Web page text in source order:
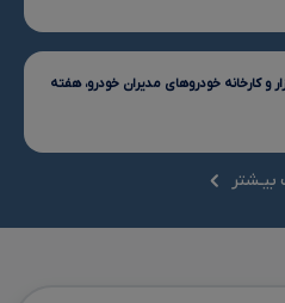
و کارخانه خودروهای مدیران خودرو، هفته